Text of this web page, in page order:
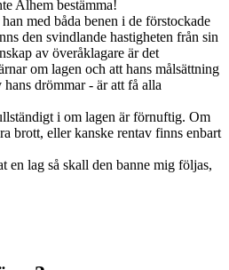
Alhem bestämma!
med båda benen i de förstockade
den svindlande hastigheten från sin
av överåklagare är det
om lagen och att hans målsättning
drömmar - är att få alla
i om lagen är förnuftig. Om
brott, eller kanske rentav finns enbart
en lag så skall den banne mig följas,